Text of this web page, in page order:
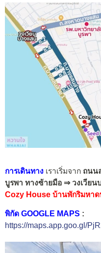
การเดินทาง เราเริ่มจาก ถนน
บูรพา ทางซ้ายมือ ⇒ วงเวีย
Cozy House บ้านพักริมหา
พิกัด GOOGLE MAPS :
https://maps.app.goo.gl/